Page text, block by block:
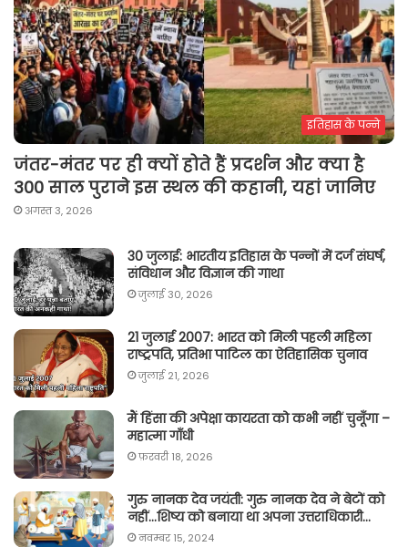
इतिहास के पन्ने
जंतर-मंतर पर ही क्यों होते हैं प्रदर्शन और क्या है
300 साल पुराने इस स्थल की कहानी, यहां जानिए
अगस्त 3, 2026
30 जुलाई: भारतीय इतिहास के पन्नों में दर्ज संघर्ष,
संविधान और विज्ञान की गाथा
जुलाई 30, 2026
21 जुलाई 2007: भारत को मिली पहली महिला
राष्ट्रपति, प्रतिभा पाटिल का ऐतिहासिक चुनाव
जुलाई 21, 2026
मैं हिंसा की अपेक्षा कायरता को कभी नहीं चुनूँगा –
महात्मा गाँधी
फ़रवरी 18, 2026
गुरु नानक देव जयंती: गुरु नानक देव ने बेटों को
नहीं…शिष्य को बनाया था अपना उत्तराधिकारी…
नवम्बर 15, 2024